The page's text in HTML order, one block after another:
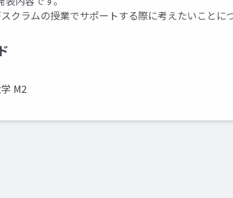
クラムの授業でサポートする際に考えたいことに
M2